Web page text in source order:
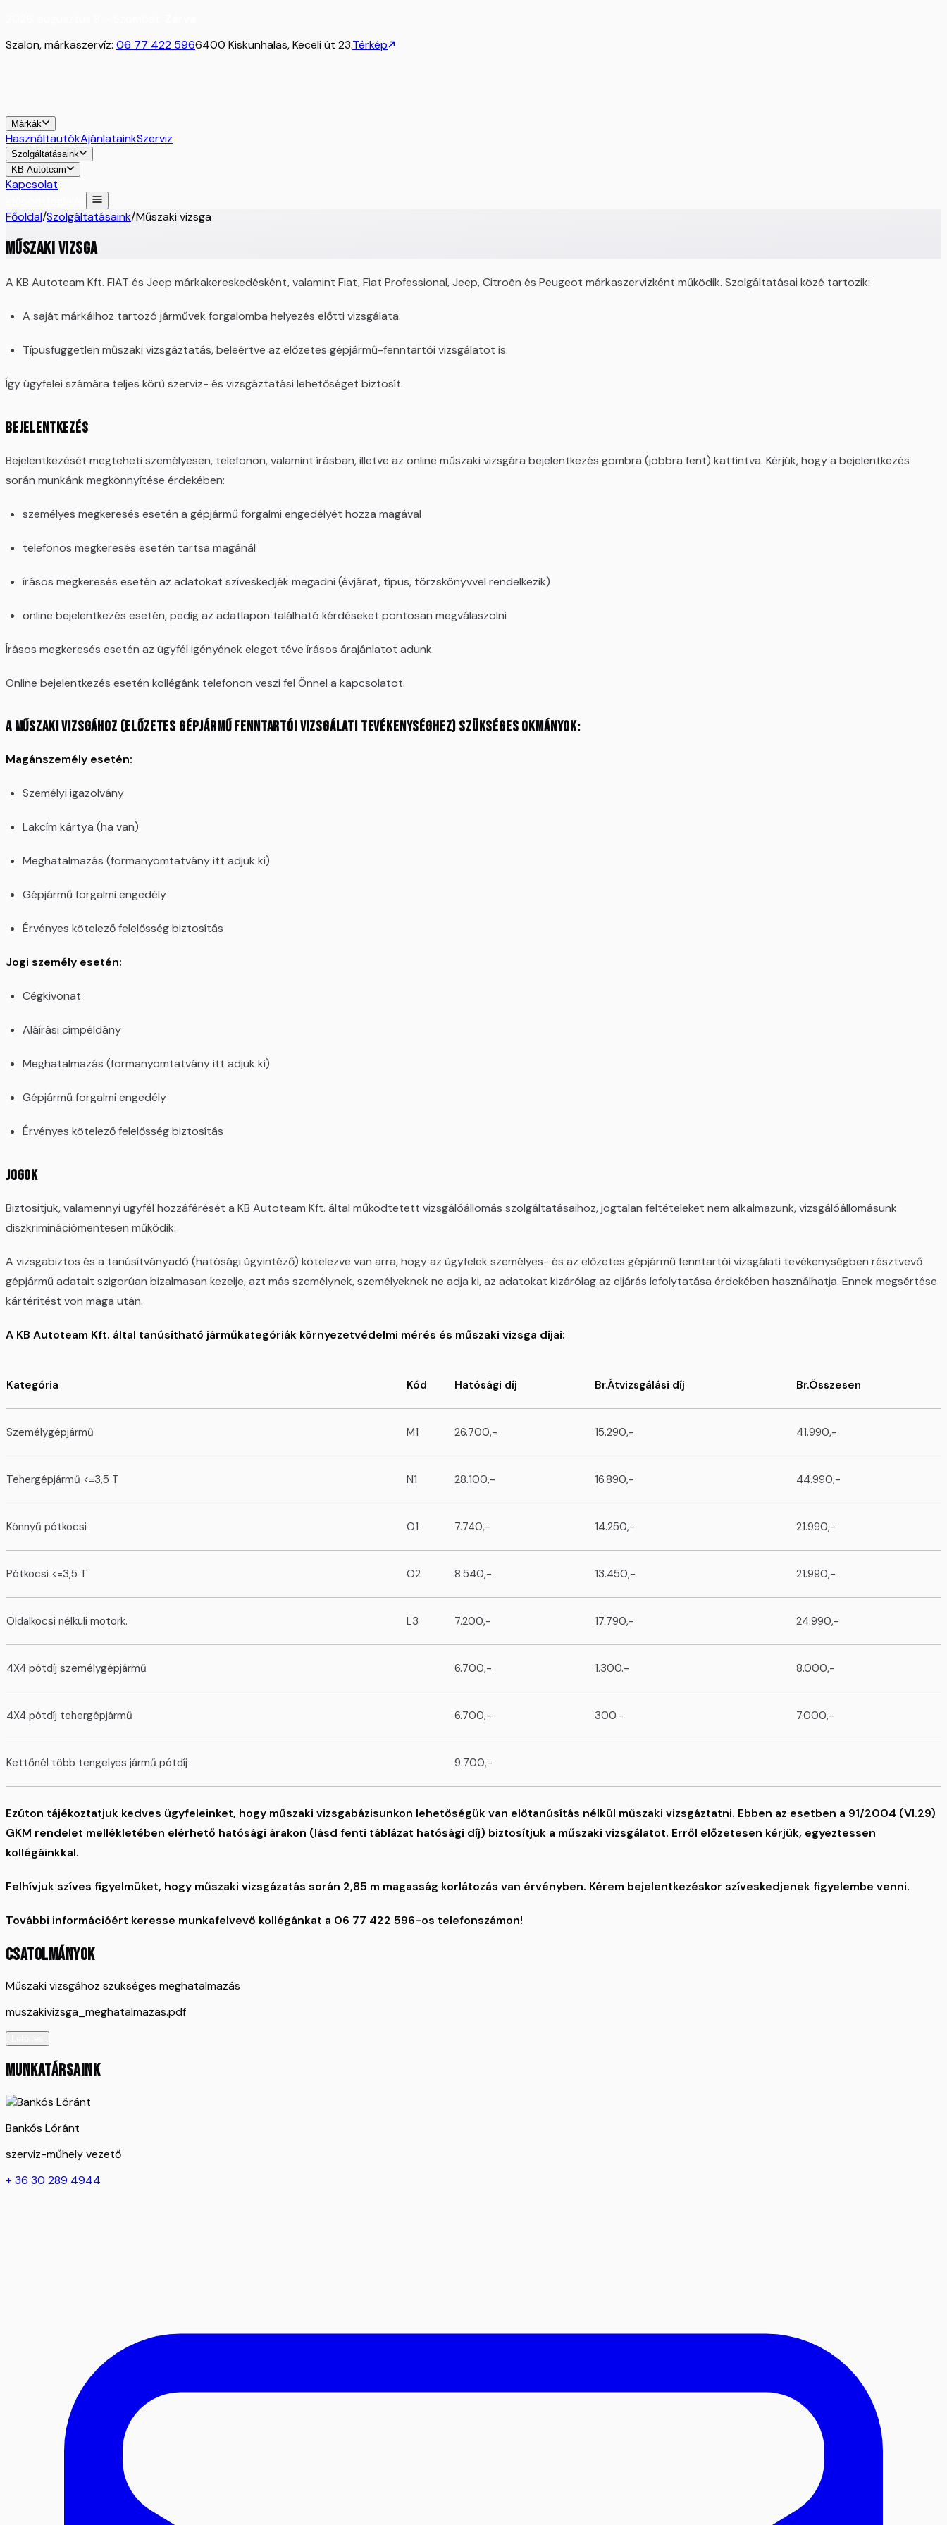
Szalon, márkaszervíz: 06 77 422 5966400 Kiskunhalas, Keceli út 23.Térkép
Márkák
HasználtautókAjánlatainkSzerviz
Szolgáltatásaink
KB Autoteam
Kapcsolat
Főoldal/Szolgáltatásaink/Műszaki vizsga
Műszaki vizsga
A KB Autoteam Kft. FIAT és Jeep márkakereskedésként, valamint Fiat, Fiat Professional, Jeep, Citroën és Peugeot márkaszervizként működik. Szolgáltatásai közé tartozik:
A saját márkáihoz tartozó járművek forgalomba helyezés előtti vizsgálata.
Típusfüggetlen műszaki vizsgáztatás, beleértve az előzetes gépjármű-fenntartói vizsgálatot is.
Így ügyfelei számára teljes körű szerviz- és vizsgáztatási lehetőséget biztosít.
Bejelentkezés
Bejelentkezését megteheti személyesen, telefonon, valamint írásban, illetve az online műszaki vizsgára bejelentkezés gombra (jobbra fent) kattintva. Kérjük, hogy a bejelentkezés
során munkánk megkönnyítése érdekében:
személyes megkeresés esetén a gépjármű forgalmi engedélyét hozza magával
telefonos megkeresés esetén tartsa magánál
írásos megkeresés esetén az adatokat szíveskedjék megadni (évjárat, típus, törzskönyvvel rendelkezik)
online bejelentkezés esetén, pedig az adatlapon található kérdéseket pontosan megválaszolni
Írásos megkeresés esetén az ügyfél igényének eleget téve írásos árajánlatot adunk.
Online bejelentkezés esetén kollégánk telefonon veszi fel Önnel a kapcsolatot.
A műszaki vizsgához (előzetes gépjármű fenntartói vizsgálati tevékenységhez) szükséges okmányok:
Magánszemély esetén:
Személyi igazolvány
Lakcím kártya (ha van)
Meghatalmazás (formanyomtatvány itt adjuk ki)
Gépjármű forgalmi engedély
Érvényes kötelező felelősség biztosítás
Jogi személy esetén:
Cégkivonat
Aláírási címpéldány
Meghatalmazás (formanyomtatvány itt adjuk ki)
Gépjármű forgalmi engedély
Érvényes kötelező felelősség biztosítás
Jogok
Biztosítjuk, valamennyi ügyfél hozzáférését a KB Autoteam Kft. által működtetett vizsgálóállomás szolgáltatásaihoz, jogtalan feltételeket nem alkalmazunk, vizsgálóállomásunk
diszkriminációmentesen működik.
A vizsgabiztos és a tanúsítványadó (hatósági ügyintéző) kötelezve van arra, hogy az ügyfelek személyes- és az előzetes gépjármű fenntartói vizsgálati tevékenységben résztvevő
gépjármű adatait szigorúan bizalmasan kezelje, azt más személynek, személyeknek ne adja ki, az adatokat kizárólag az eljárás lefolytatása érdekében használhatja. Ennek megsértése
kártérítést von maga után.
A KB Autoteam Kft. által tanúsítható járműkategóriák környezetvédelmi mérés és műszaki vizsga díjai:
Kategória Kód Hatósági díj Br.Átvizsgálási díj Br.Összesen
Személygépjármű M1 26.700,- 15.290,- 41.990,-
Tehergépjármű <=3,5 T N1 28.100,- 16.890,- 44.990,-
Könnyű pótkocsi O1 7.740,- 14.250,- 21.990,-
Pótkocsi <=3,5 T O2 8.540,- 13.450,- 21.990,-
Oldalkocsi nélküli motork. L3 7.200,- 17.790,- 24.990,-
4X4 pótdíj személygépjármű 6.700,- 1.300.- 8.000,-
4X4 pótdíj tehergépjármű 6.700,- 300.- 7.000,-
Kettőnél több tengelyes jármű pótdíj 9.700,-
Ezúton tájékoztatjuk kedves ügyfeleinket, hogy műszaki vizsgabázisunkon lehetőségük van előtanúsítás nélkül műszaki vizsgáztatni. Ebben az esetben a 91/2004 (VI.29)
GKM rendelet mellékletében elérhető hatósági árakon (lásd fenti táblázat hatósági díj) biztosítjuk a műszaki vizsgálatot. Erről előzetesen kérjük, egyeztessen
kollégáinkkal.
Felhívjuk szíves figyelmüket, hogy műszaki vizsgázatás során 2,85 m magasság korlátozás van érvényben. Kérem bejelentkezéskor szíveskedjenek figyelembe venni.
További információért keresse munkafelvevő kollégánkat a 06 77 422 596-os telefonszámon!
CSATOLMÁNYOK
Műszaki vizsgához szükséges meghatalmazás
muszakivizsga_meghatalmazas.pdf
MUNKATÁRSAINK
Bankós Lóránt
szerviz-műhely vezető
+ 36 30 289 4944